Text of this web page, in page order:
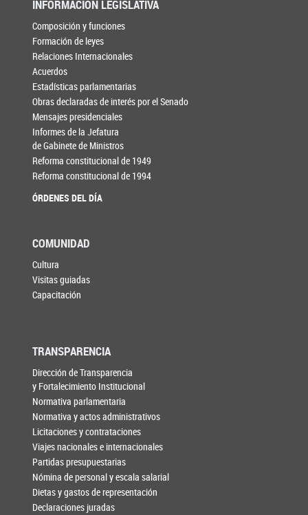
INFORMACIÓN LEGISLATIVA
Composición y funciones
Formación de leyes
Relaciones Internacionales
Acuerdos
Estadísticas parlamentarias
Obras declaradas de interés por el Senado
Mensajes presidenciales
Informes de la Jefatura
de Gabinete de Ministros
Reforma constitucional de 1949
Reforma constitucional de 1994
ÓRDENES DEL DÍA
COMUNIDAD
Cultura
Visitas guiadas
Capacitación
TRANSPARENCIA
Dirección de Transparencia
y Fortalecimiento Institucional
Normativa parlamentaria
Normativa y actos administrativos
Licitaciones y contrataciones
Viajes nacionales e internacionales
Partidas presupuestarias
Nómina de personal y escala salarial
Dietas y gastos de representación
Declaraciones juradas